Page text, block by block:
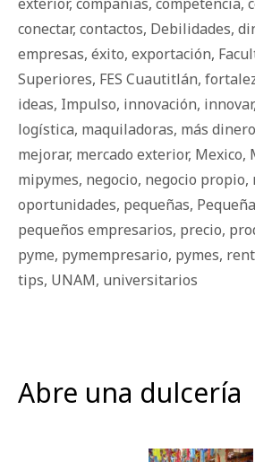
conectar, contactos, Debilidades,
empresas, éxito, exportación,
Superiores, FES Cuautitlán,
ideas, Impulso, innovación, innovar,
logística, maquiladoras, más dinero
mejorar, mercado exterior, Mexico,
mipymes, negocio, negocio propio,
oportunidades, pequeñas,
pequeños empresarios, precio,
pyme, pymempresario, pymes,
tips, UNAM, universitarios
Abre una dulcería